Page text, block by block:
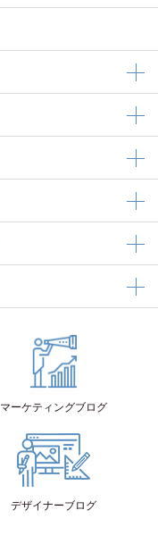
マーケティングブログ
デザイナーブログ